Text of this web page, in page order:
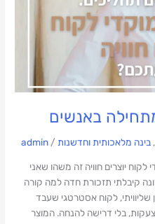
,בינה מלאכותית וחדשנות /
admin
יוצרים חוויה זה משהו שאני
קיבלתי תזכורת חדה למה קורה
לקוח אסטרטגי שעבד
בלי דרישה להנחה. המוצר